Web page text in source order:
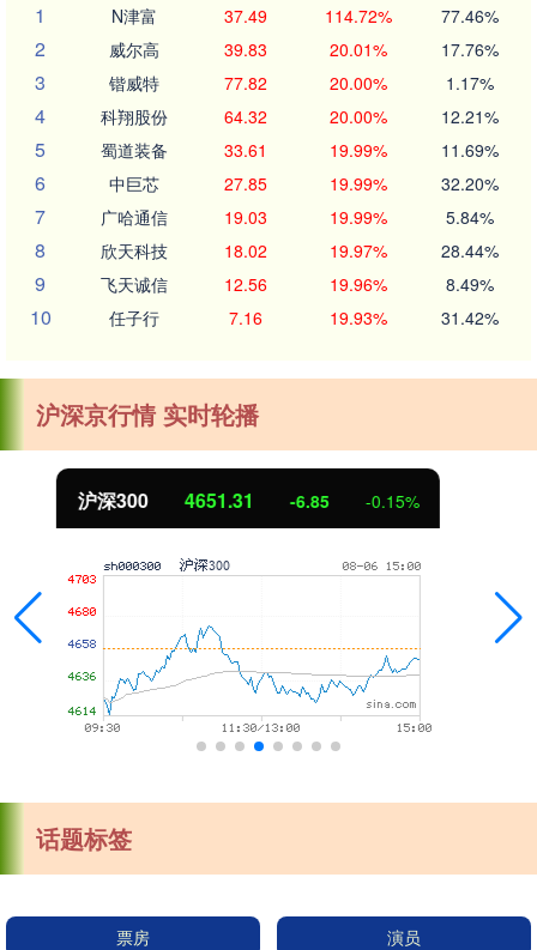
1
N津富 37.49 114.72% 77.46%
2 威尔高 39.83 20.01% 17.76%
3 锴威特 77.82 20.00% 1.17%
4 科翔股份 64.32 20.00% 12.21%
5 蜀道装备 33.61 19.99% 11.69%
6 中巨芯 27.85 19.99% 32.20%
7 广哈通信 19.03 19.99% 5.84%
8 欣天科技 18.02 19.97% 28.44%
9 飞天诚信 12.56 19.96% 8.49%
10 任子行 7.16 19.93% 31.42%
沪深京行情 实时轮播
北证50 1122.88 3.42 0.30%
话题标签
票房 演员